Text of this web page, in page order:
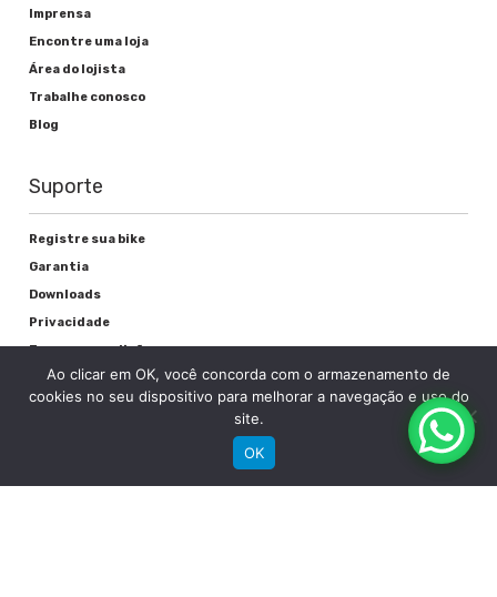
Imprensa
Encontre uma loja
Área do lojista
Trabalhe conosco
Blog
Suporte
Registre sua bike
Garantia
Downloads
Privacidade
Termos e condições
Fale Conosco
Ao clicar em OK, você concorda com o armazenamento de
cookies no seu dispositivo para melhorar a navegação e uso do
site.
OK